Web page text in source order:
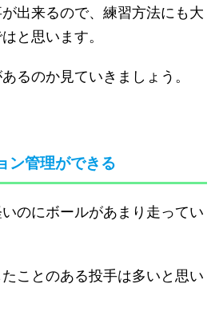
出来るので、練習方法にも大
と思います。
るのか見ていきましょう。
ン管理ができる
のにボールがあまり走ってい
ことのある投手は多いと思い